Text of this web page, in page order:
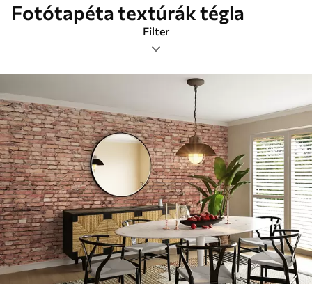
Fotótapéta textúrák tégla
Filter
Címkék
Színes
Smart
Mindent visszaállítani